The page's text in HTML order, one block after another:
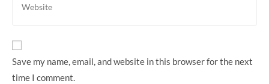
your
URL
Save my name, email, and website in this browser for the next
time I comment.